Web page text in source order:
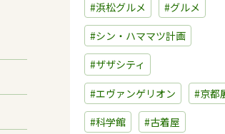
#浜松グルメ #グルメ
#シン・ハママツ計画
#ザザシティ
#エヴァンゲリオン #京都
#科学館 #古着屋